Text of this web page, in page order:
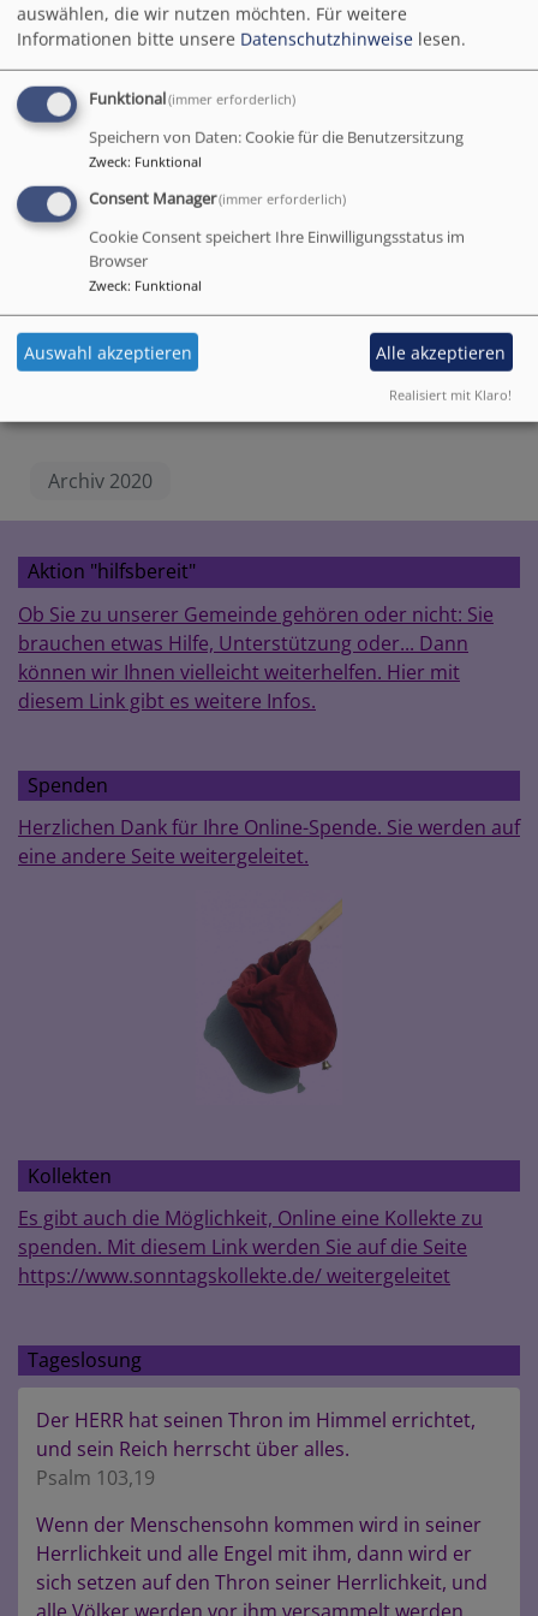
noch lohnt und wie es geht schon gar nicht?
Ein Behördengang steht an und Sie hätten dabei
gerne Unterstützung? Ein Rezept müsste in der
Apotheke eingelöst werden, aber Sie schaffen es
nicht selbst? Sie sind krank und sollen sich schonen,
aber der Kühlschrank ist leer?
In all diesen Fällen gibt es jetzt das Projekt „Hilfs-
bereit“ in unserer Gemeinde (
aber nicht nur für
unsere Gemeinde):
Nette Menschen stehen bereit, Ihnen zu helfen.
Anfragen über das Pfarramt (08071/8690) oder per
Mail.
Archiv 2020
Aktion "hilfsbereit"
Ob Sie zu unserer Gemeinde gehören oder nicht: Sie
brauchen etwas Hilfe, Unterstützung oder... Dann
können wir Ihnen vielleicht weiterhelfen. Hier mit
diesem Link gibt es weitere Infos.
Spenden
Herzlichen Dank für Ihre Online-Spende. Sie werden auf
eine andere Seite weitergeleitet.
Kollekten
Es gibt auch die Möglichkeit, Online eine Kollekte zu
spenden. Mit diesem Link werden Sie auf die Seite
https://www.sonntagskollekte.de/ weitergeleitet
Tageslosung
Der HERR hat seinen Thron im Himmel errichtet,
und sein Reich herrscht über alles.
Psalm 103,19
Wenn der Menschensohn kommen wird in seiner
Herrlichkeit und alle Engel mit ihm, dann wird er
sich setzen auf den Thron seiner Herrlichkeit, und
auswählen, die wir nutzen möchten. Für weitere
Informationen bitte unsere Datenschutzhinweise lesen.
Funktional(immer erforderlich)
Speichern von Daten: Cookie für die Benutzersitzung
Zweck: Funktional
Consent Manager(immer erforderlich)
Cookie Consent speichert Ihre Einwilligungsstatus im
Browser
Zweck: Funktional
Auswahl akzeptieren Alle akzeptieren
Realisiert mit Klaro!